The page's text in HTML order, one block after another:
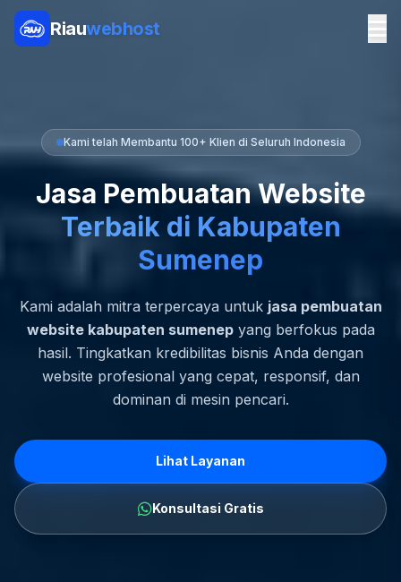
Riauwebhost
Kami telah Membantu 100+ Klien di Seluruh Indonesia
Jasa Pembuatan Website
Terbaik di Kabupaten
Sumenep
Kami adalah mitra terpercaya untuk jasa pembuatan
website kabupaten sumenepyang berfokus pada
hasil. Tingkatkan kredibilitas bisnis Anda dengan
website profesional yang cepat, responsif, dan
dominan di mesin pencari.
Lihat Layanan
Konsultasi Gratis